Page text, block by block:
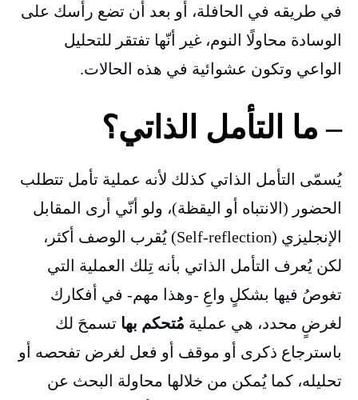
في طريقه في الحافلة، أو بعد أن تضع رأسك على
الوسادة محاولًا النوم، غير أنّها تفتقر للتحليل
الواعي وتكون عشوائية في هذه الحالات.
– ما التأمل الذاتي؟
يُسمّى التأمل الذاتي كذلك لأنه عملية تأمل تتطلب
الحضور (الانتباه أو اليقظة)، ولو أنّي أرى المقابل
الإنجليزي (Self-reflection) يُقرب الوصف أكثر،
لكن يُعرف التأمل الذاتي بأنه تِلك العملية التي
تغوصُ فيها بشكلٍ واعِ -وهذا مهم- في أفكارك
لغرضٍ محدد، هي عملية مُتحكم بها تسمحَ لك
باسترجاع ذكرى أو موقف أو فعل لغرض تفحصه أو
تحليله، كما يُمكن من خلالها محاولة البحث عن